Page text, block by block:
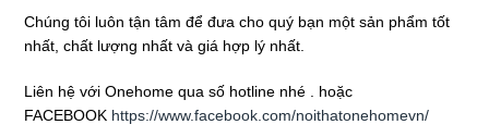
Chúng tôi luôn tận tâm để đưa cho quý bạn một sản phẩm tốt
nhất, chất lượng nhất và giá hợp lý nhất.
Liên hệ với Onehome qua số hotline nhé . hoặc
FACEBOOK https://www.facebook.com/noithatonehomevn/